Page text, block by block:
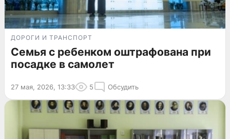
ДОРОГИ И ТРАНСПОРТ
Семья с ребенком оштрафована при
посадке в самолет
27 мая, 2026, 13:33 5 Обсудить